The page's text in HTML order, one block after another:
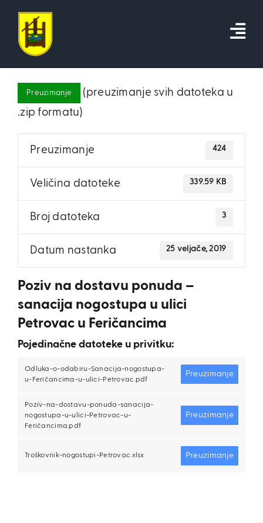
content
Preuzimanje
(preuzimanje svih datoteka u
.zip formatu)
Preuzimanje 424
Veličina datoteke 339.59 KB
Broj datoteka 3
Datum nastanka 25 veljače, 2019
Poziv na dostavu ponuda –
sanacija nogostupa u ulici
Petrovac u Feričancima
Pojedinačne datoteke u privitku:
Odluka-o-odabiru-Sanacija-nogostupa-
u-Feričancima-u-ulici-Petrovac.pdf
Preuzimanje
Poziv-na-dostavu-ponuda-sanacija-
nogostupa-u-ulici-Petrovac-u-
Feričancima.pdf
Preuzimanje
Troškovnik-nogostupi-Petrovac.xlsx Preuzimanje